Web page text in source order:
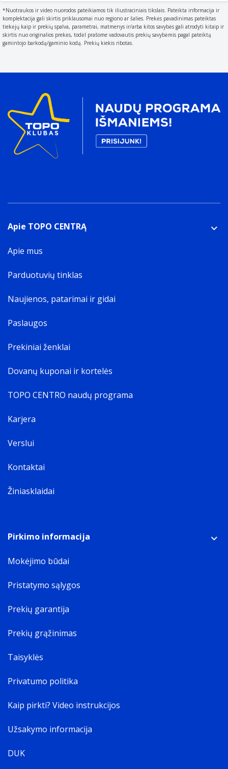
Juoda, Balta
Korpuso medžiaga
What the casing of the product is made of.
Aliuminis
The lid of the device is on a hinge so that it can be
Savybės
Tinka indukcinėms kaitlentėms
Svoris ir matmenys
Plotis
The measurement or extent of something from side to
Kiekis pakuotėje
*Nuotraukos ir video nuorodos pateikiamos tik iliustraciniais tikslais. Pateikta informacija ir
komplektacija gali skirtis priklausomai nuo regiono ar šalies. Prekės pavadinimas pateiktas
tiekėjų kaip ir prekių spalva, parametrai, matmenys ir/arba kitos savybės gali atrodyti kitaip ir
skirtis nuo originalios prekės, todėl prašome vadovautis prekių savybėmis pagal pateiktą
gamintojo barkodą/gaminio kodą. Prekių kiekis ribotas.
Apie TOPO CENTRĄ
Apie mus
Parduotuvių tinklas
Naujienos, patarimai ir gidai
Paslaugos
Prekiniai ženklai
Dovanų kuponai ir kortelės
TOPO CENTRO naudų programa
Karjera
Verslui
Kontaktai
Žiniasklaidai
Pirkimo informacija
Mokėjimo būdai
Pristatymo sąlygos
Prekių garantija
Prekių grąžinimas
Taisyklės
Privatumo politika
Kaip pirkti? Video instrukcijos
Užsakymo informacija
DUK